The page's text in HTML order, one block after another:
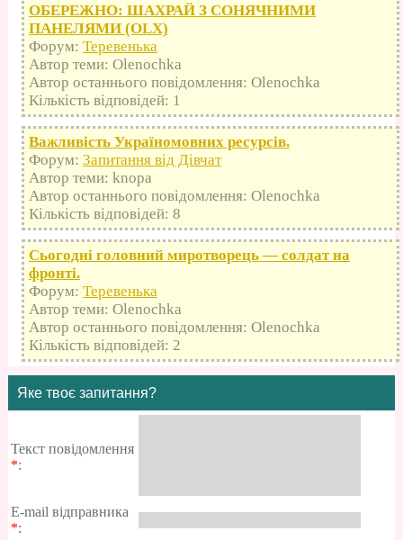
ОБЕРЕЖНО: ШАХРАЙ З СОНЯЧНИМИ
ПАНЕЛЯМИ (OLX)
Форум: Теревенька
Автор теми: Olenochka
Автор останнього повідомлення: Olenochka
Кількість відповідей: 1
Важливість Україномовних ресурсів.
Форум: Запитання від Дівчат
Автор теми: knopa
Автор останнього повідомлення: Olenochka
Кількість відповідей: 8
Сьогодні головний миротворець — солдат на
фронті.
Форум: Теревенька
Автор теми: Olenochka
Автор останнього повідомлення: Olenochka
Кількість відповідей: 2
Яке твоє запитання?
Текст повідомлення
*:
E-mail відправника
*: